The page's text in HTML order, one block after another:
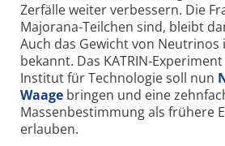
Zerfälle weiter verbessern. Die
Majorana-Teilchen sind, bleibt
Auch das Gewicht von
bekannt. Das KATRIN-
Institut für Technologie soll nun
Waage bringen und eine
Massenbestimmung als frühere
erlauben.